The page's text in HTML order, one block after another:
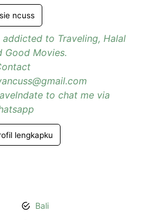
ncuss
to Traveling, Halal
Good Movies.
to chat me via
lengkapku
Bali